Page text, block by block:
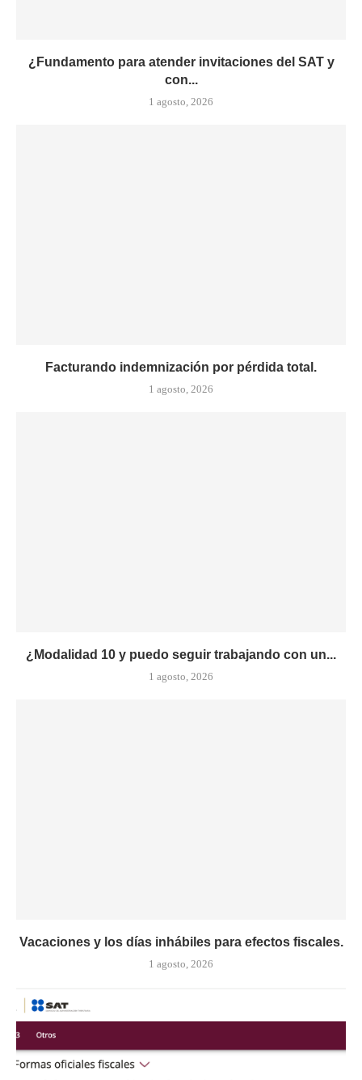
¿Fundamento para atender invitaciones del SAT y
con...
1 agosto, 2026
Facturando indemnización por pérdida total.
1 agosto, 2026
¿Modalidad 10 y puedo seguir trabajando con un...
1 agosto, 2026
Vacaciones y los días inhábiles para efectos fiscales.
1 agosto, 2026